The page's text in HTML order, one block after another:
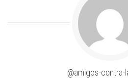
@amigos-contra-